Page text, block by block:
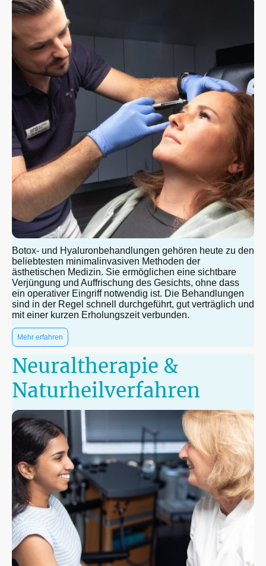
Botox- und Hyaluronbehandlungen gehören heute zu den
beliebtesten minimalinvasiven Methoden der
ästhetischen Medizin. Sie ermöglichen eine sichtbare
Verjüngung und Auffrischung des Gesichts, ohne dass
ein operativer Eingriff notwendig ist. Die Behandlungen
sind in der Regel schnell durchgeführt, gut verträglich und
mit einer kurzen Erholungszeit verbunden.
Mehr erfahren
Neuraltherapie &
Naturheilverfahren